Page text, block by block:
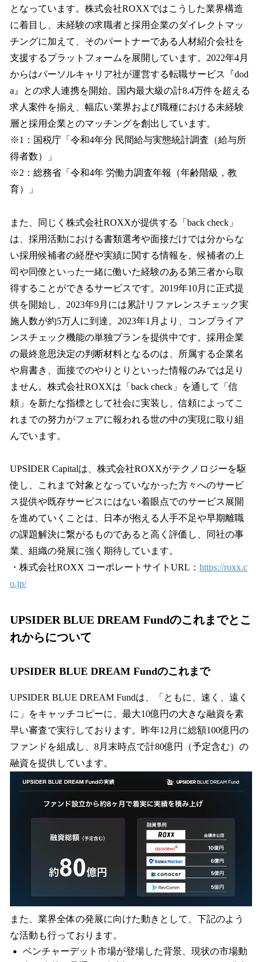
となっています。株式会社ROXXではこうした業界構造
に着目し、未経験の求職者と採用企業のダイレクトマッ
チングに加えて、そのパートナーである人材紹介会社を
支援するプラットフォームを展開しています。2022年4月
からはパーソルキャリア社が運営する転職サービス『dod
a』との求人連携を開始。国内最大級の計8.4万件を超える
求人案件を揃え、幅広い業界および職種における未経験
層と採用企業とのマッチングを創出しています。
※1：国税庁「令和4年分 民間給与実態統計調査（給与所
得者数）」
※2：総務省「令和4年 労働力調査年報（年齢階級，教
育）」
また、同じく株式会社ROXXが提供する「back check」
は、採用活動における書類選考や面接だけでは分からな
い採用候補者の経歴や実績に関する情報を、候補者の上
司や同僚といった一緒に働いた経験のある第三者から取
得することができるサービスです。2019年10月に正式提
供を開始し、2023年9月には累計リファレンスチェック実
施人数が約5万人に到達。2023年1月より、コンプライア
ンスチェック機能の単独プランを提供中です。採用企業
の最終意思決定の判断材料となるのは、所属する企業名
や肩書き、面接でのやりとりといった情報のみでは足り
ません。株式会社ROXXは「back check」を通して「信
頼」を新たな指標として社会に実装し、信頼によってこ
れまでの努力がフェアに報われる世の中の実現に取り組
んでいます。
UPSIDER Capitalは、株式会社ROXXがテクノロジーを駆
使し、これまで対象となっていなかった方々へのサービ
ス提供や既存サービスにはない着眼点でのサービス展開
を進めていくことは、日本が抱える人手不足や早期離職
の課題解決に繋がるものであると高く評価し、同社の事
業、組織の発展に強く期待しています。
・株式会社ROXX コーポレートサイトURL： https://roxx.c
o.jp/
UPSIDER BLUE DREAM Fundのこれまでとこ
れからについて
UPSIDER BLUE DREAM Fundのこれまで
UPSIDER BLUE DREAM Fundは、「ともに、速く、遠く
に」をキャッチコピーに、最大10億円の大きな融資を素
早い審査で実行しております。昨年12月に総額100億円の
ファンドを組成し、8月末時点で計80億円（予定含む）の
融資を提供しています。
また、業界全体の発展に向けた動きとして、下記のよう
な活動も行っております。
ベンチャーデット市場が登場した背景、現状の市場動